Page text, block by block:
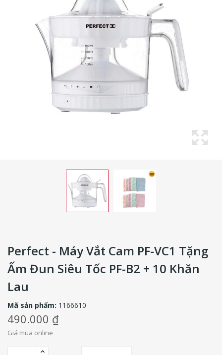
Perfect - Máy Vắt Cam PF-VC1 Tặng
Ấm Đun Siêu Tốc PF-B2 + 10 Khăn
Lau
Mã sản phẩm: 1166610
490.000 ₫
Giá mua online